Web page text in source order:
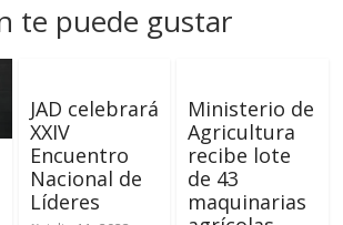
te puede gustar
JAD celebrará
XXIV
Encuentro
Nacional de
Líderes
Ministerio de
Agricultura
recibe lote
de 43
maquinarias